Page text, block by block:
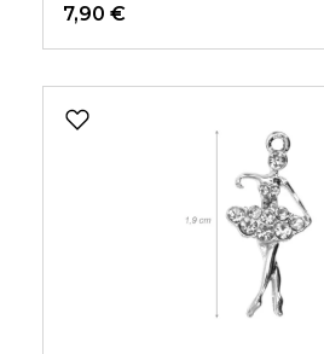
7,90 €